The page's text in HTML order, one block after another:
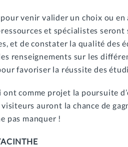
venir valider un choix ou
et spécialistes
et de constater la qualité des
renseignements sur les
favoriser la réussite des
ont comme projet la poursuite
auront la chance de
pas manquer !